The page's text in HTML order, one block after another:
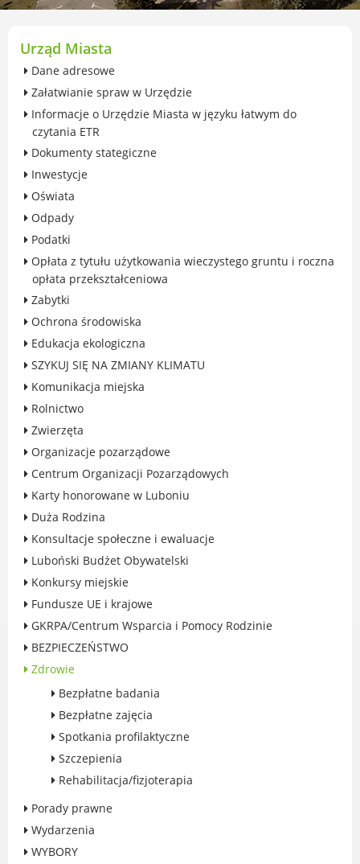
przekształceniowa
Ochrona środowiska
Edukacja ekologiczna
SZYKUJ SIĘ NA ZMIANY KLIMATU
Komunikacja miejska
Rolnictwo
Zwierzęta
Organizacje pozarządowe
Konsultacje społeczne i ewaluacje
Luboński Budżet Obywatelski
GKRPA/Centrum Wsparcia i Pomocy
Rodzinie
BEZPIECZEŃSTWO
Zdrowie
Porady prawne
Wydarzenia
WYBORY
Likwidacja barier - seniorzy i osoby z
niepełnosprawnościami
MIASTO LUBOŃ
Władze Miasta
Przemysłowej
Śladami historii Lubonia
Gry miejskie
Kultura
Komenda Straży Miejskiej Miasta
Luboń
Komisariat Policji w Luboniu
LOSiR
Urząd Miasta
Dane adresowe
Załatwianie spraw w Urzędzie
Informacje o Urzędzie Miasta w języku łatwym do
czytania ETR
Dokumenty stategiczne
Inwestycje
Oświata
Odpady
Podatki
Opłata z tytułu użytkowania wieczystego gruntu i roczna
opłata przekształceniowa
Zabytki
Ochrona środowiska
Edukacja ekologiczna
SZYKUJ SIĘ NA ZMIANY KLIMATU
Komunikacja miejska
Rolnictwo
Zwierzęta
Organizacje pozarządowe
Centrum Organizacji Pozarządowych
Karty honorowane w Luboniu
Duża Rodzina
Konsultacje społeczne i ewaluacje
Luboński Budżet Obywatelski
Konkursy miejskie
Fundusze UE i krajowe
GKRPA/Centrum Wsparcia i Pomocy Rodzinie
BEZPIECZEŃSTWO
Zdrowie
Bezpłatne badania
Bezpłatne zajęcia
Spotkania profilaktyczne
Szczepienia
Rehabilitacja/fizjoterapia
Porady prawne
Wydarzenia
WYBORY